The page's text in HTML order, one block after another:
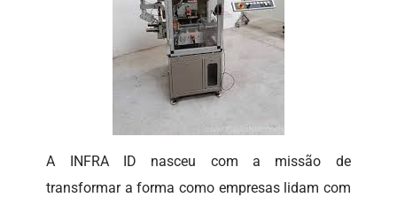
A INFRA ID nasceu com a missão de
transformar a forma como empresas lidam com